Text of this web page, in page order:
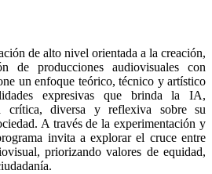
de alto nivel orientada a la creación,
de producciones audiovisuales con
un enfoque teórico, técnico y artístico
expresivas que brinda la IA,
crítica, diversa y reflexiva sobre su
A través de la experimentación y
invita a explorar el cruce entre
priorizando valores de equidad,